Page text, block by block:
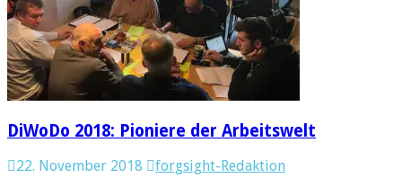
DiWoDo 2018: Pioniere der Arbeitswelt
22. November 2018
forgsight-Redaktion